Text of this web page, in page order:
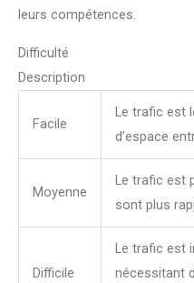
leurs compétences.
Difficulté
Description
Facile
Le trafic est
d’espace
Moyenne
Le trafic est
sont plus
Difficile
Le trafic est
nécessitant